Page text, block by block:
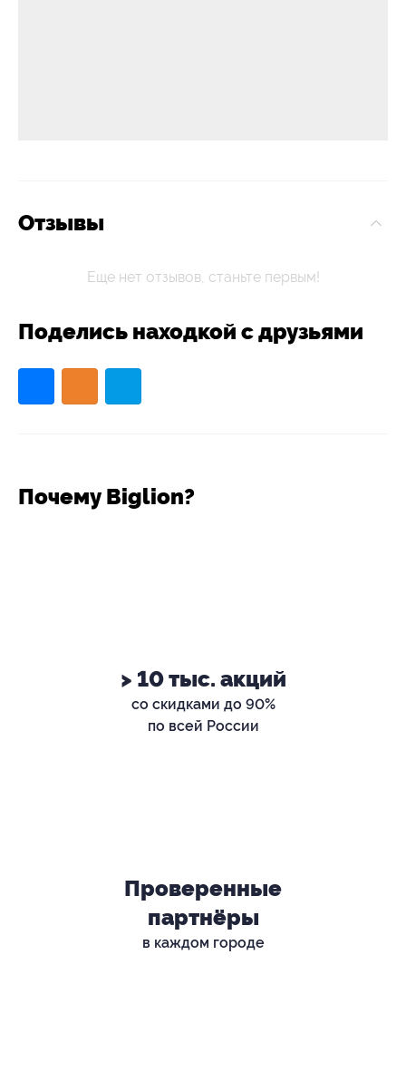
Отзывы
Еще нет отзывов, станьте первым!
Поделись находкой с друзьями
Почему Biglion?
> 10 тыс. акций
со скидками до 90%
по всей России
Проверенные
партнёры
в каждом городе